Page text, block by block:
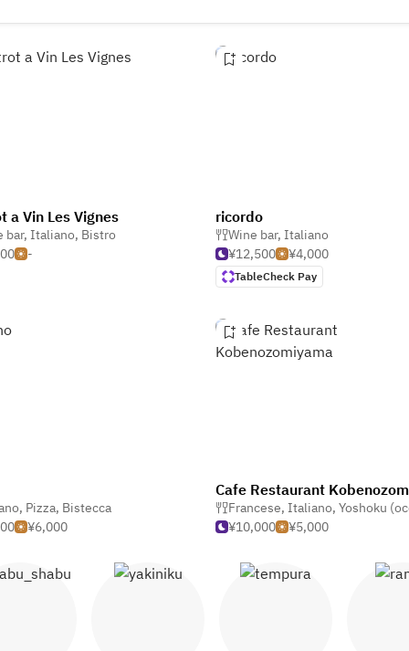
a Vin Les Vignes
bar, Italiano, Bistro
-
ricordo
Wine bar, Italiano
¥12,500
¥4,000
TableCheck Pay
, Pizza, Bistecca
¥6,000
Francese, Italiano, Yoshoku (occidentale
¥10,000
¥5,000